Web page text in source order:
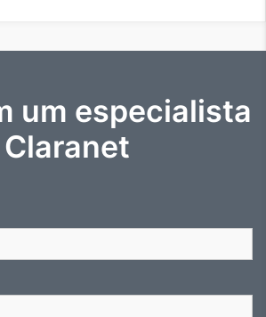
um especialista
Claranet